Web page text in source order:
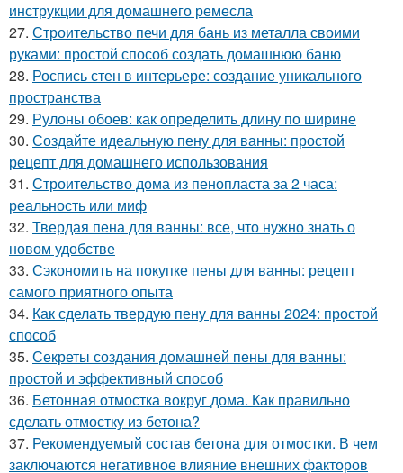
инструкции для домашнего ремесла
27. Строительство печи для бань из металла своими
руками: простой способ создать домашнюю баню
28. Роспись стен в интерьере: создание уникального
пространства
29. Рулоны обоев: как определить длину по ширине
30. Создайте идеальную пену для ванны: простой
рецепт для домашнего использования
31. Строительство дома из пенопласта за 2 часа:
реальность или миф
32. Твердая пена для ванны: все, что нужно знать о
новом удобстве
33. Сэкономить на покупке пены для ванны: рецепт
самого приятного опыта
34. Как сделать твердую пену для ванны 2024: простой
способ
35. Секреты создания домашней пены для ванны:
простой и эффективный способ
36. Бетонная отмостка вокруг дома. Как правильно
сделать отмостку из бетона?
37. Рекомендуемый состав бетона для отмостки. В чем
заключаются негативное влияние внешних факторов